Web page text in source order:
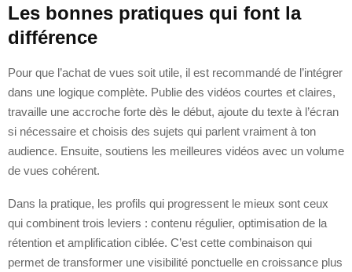
Les bonnes pratiques qui font la
différence
Pour que l’achat de vues soit utile, il est recommandé de l’intégrer
dans une logique complète. Publie des vidéos courtes et claires,
travaille une accroche forte dès le début, ajoute du texte à l’écran
si nécessaire et choisis des sujets qui parlent vraiment à ton
audience. Ensuite, soutiens les meilleures vidéos avec un volume
de vues cohérent.
Dans la pratique, les profils qui progressent le mieux sont ceux
qui combinent trois leviers : contenu régulier, optimisation de la
rétention et amplification ciblée. C’est cette combinaison qui
permet de transformer une visibilité ponctuelle en croissance plus